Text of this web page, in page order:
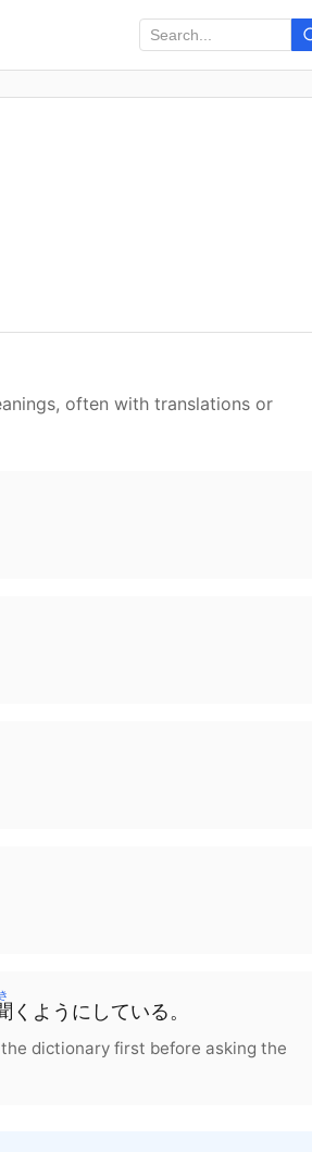
often with translations or
き
くようにしている。
dictionary first before asking the